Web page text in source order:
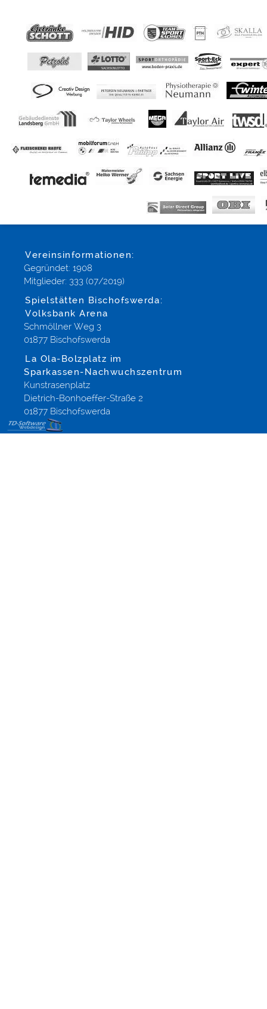
Vereinsinformationen:
Gegründet: 1908
Mitglieder: 333 (07/2019)
Spielstätten Bischofswerda:
Volksbank Arena
Schmöllner Weg 3
01877 Bischofswerda
La Ola-Bolzplatz im
Sparkassen-Nachwuchszentrum
Kunstrasenplatz
Dietrich-Bonhoeffer-Straße 2
01877 Bischofswerda